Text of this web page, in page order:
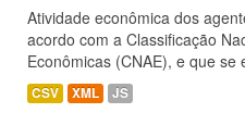
Atividade econômica dos
acordo com a Classificação
Econômicas (CNAE), e que
CSV XML JS